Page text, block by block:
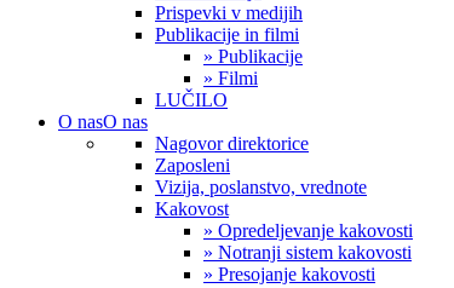
Prispevki v medijih
Publikacije in filmi
» Publikacije
» Filmi
LUČILO
O nasO nas
Nagovor direktorice
Zaposleni
Vizija, poslanstvo, vrednote
Kakovost
» Opredeljevanje kakovosti
» Notranji sistem kakovosti
» Presojanje kakovosti